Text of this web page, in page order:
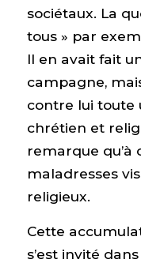
sociétaux. La
tous » par
Il en avait fait
campagne,
contre lui toute
chrétien et
remarque qu’à
maladresses
religieux.
Cette
s’est invité